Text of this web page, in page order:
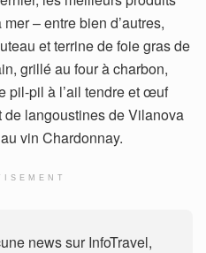
– entre bien d’autres,
et terrine de foie gras de
grillé au four à charbon,
pil-pil à l’ail tendre et œuf
langoustines de Vilanova
vin Chardonnay.
news sur InfoTravel,